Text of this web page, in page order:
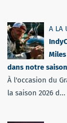
A LA
dans notre
À l'occasion du
la saison 2026 d...